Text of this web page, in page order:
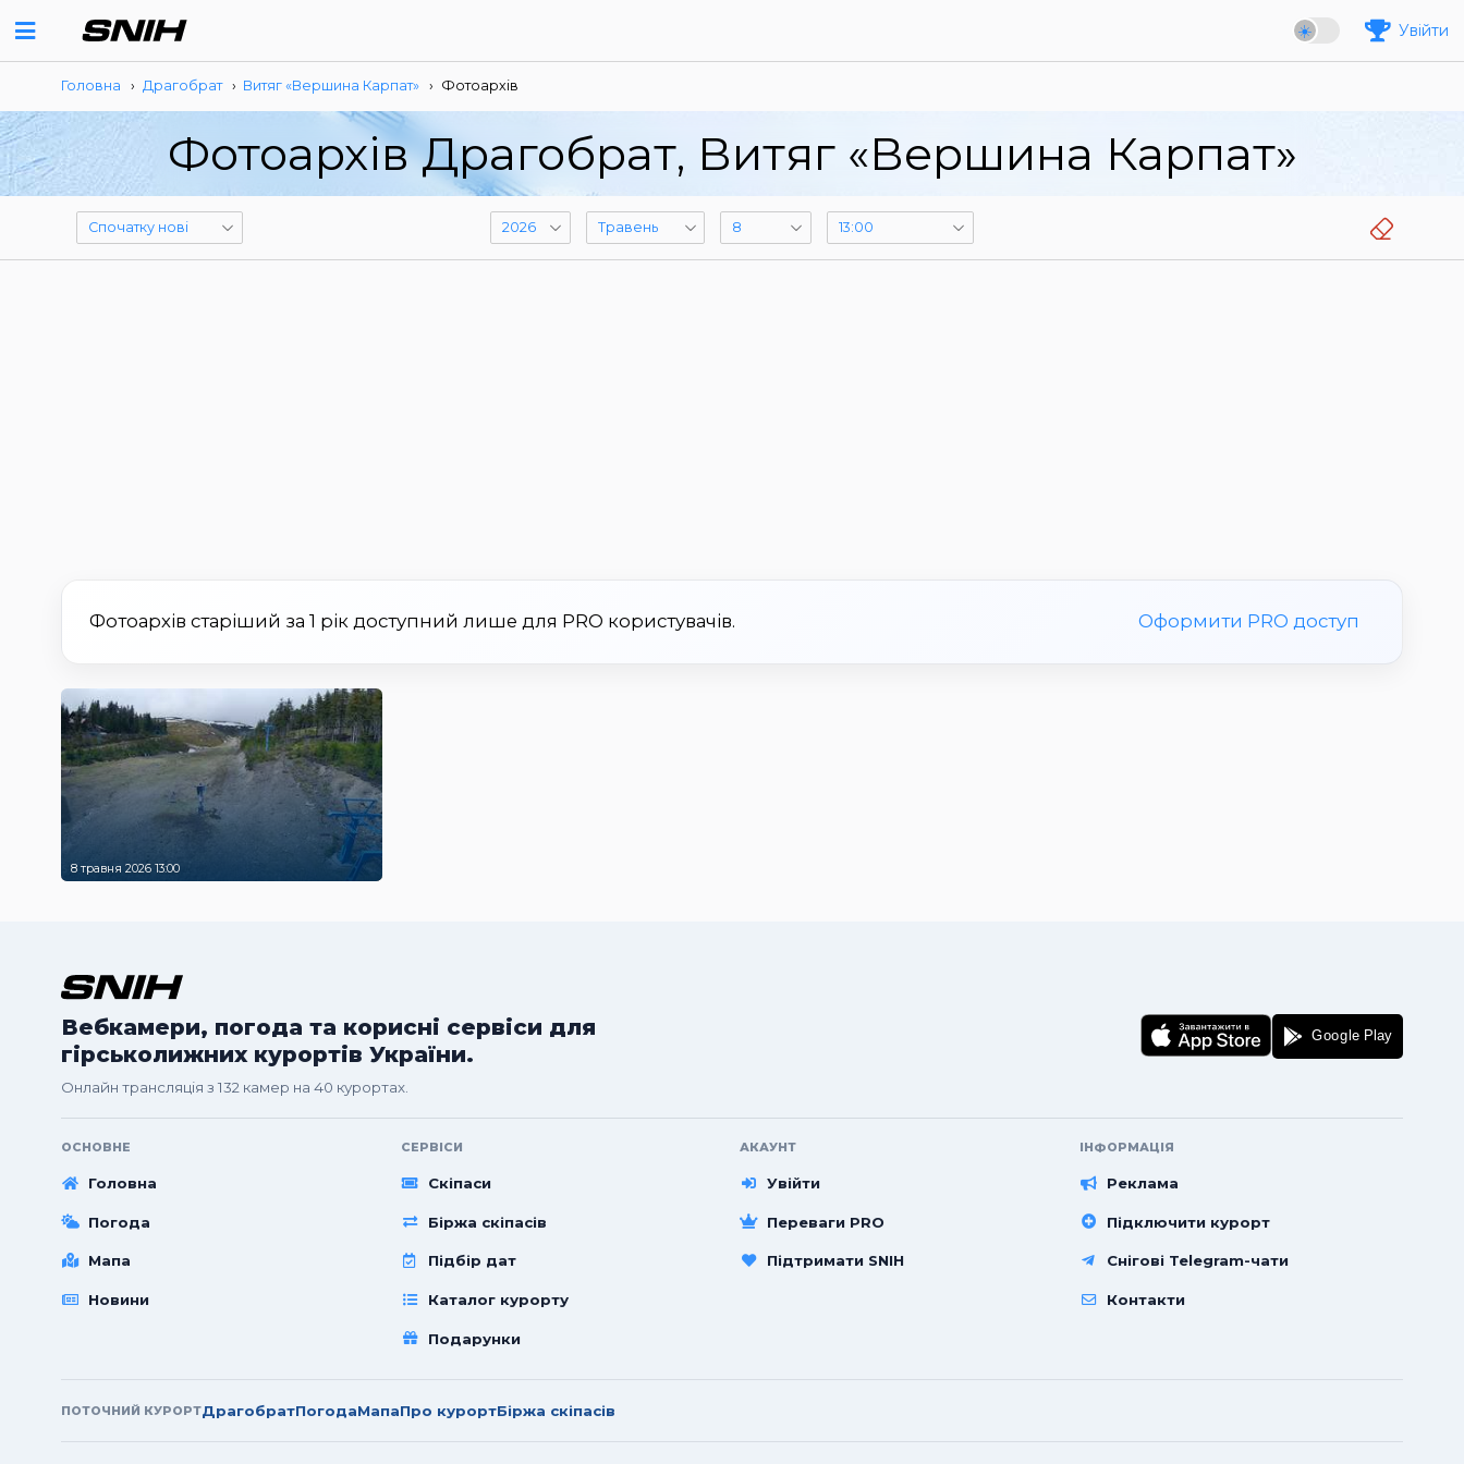
Увійти
Головна › Драгобрат › Витяг «Вершина Карпат» › Фотоархів
Фотоархів Драгобрат, Витяг «Вершина Карпат»
Фотоархів старіший за 1 рік доступний лише для PRO користувачів. Оформити PRO доступ
8 травня 2026 13:00
Вебкамери, погода та корисні сервіси для
гірськолижних курортів України.
Онлайн трансляція з 132 камер на 40 курортах.
ОСНОВНЕ
Головна
Погода
Мапа
Новини
СЕРВІСИ
Скіпаси
Біржа скіпасів
Підбір дат
Каталог курорту
Подарунки
АКАУНТ
Увійти
Переваги PRO
Підтримати SNIH
ІНФОРМАЦІЯ
Реклама
Підключити курорт
Снігові Telegram-чати
Контакти
ПОТОЧНИЙ КУРОРТДрагобратПогодаМапаПро курортБіржа скіпасів